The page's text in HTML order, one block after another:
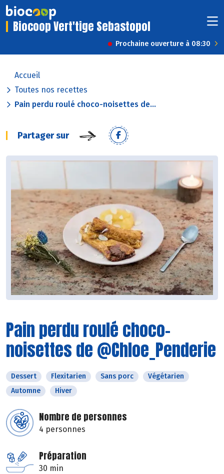
Biocoop Vert'tige Sebastopol
Prochaine ouverture à 08:30
Accueil
Toutes nos recettes
Pain perdu roulé choco-noisettes de...
Partager sur
Pain perdu roulé choco-
noisettes de @Chloe_Penderie
Dessert Flexitarien Sans porc
Végétarien
Automne
Hiver
Nombre de personnes
4 personnes
Préparation
30 min